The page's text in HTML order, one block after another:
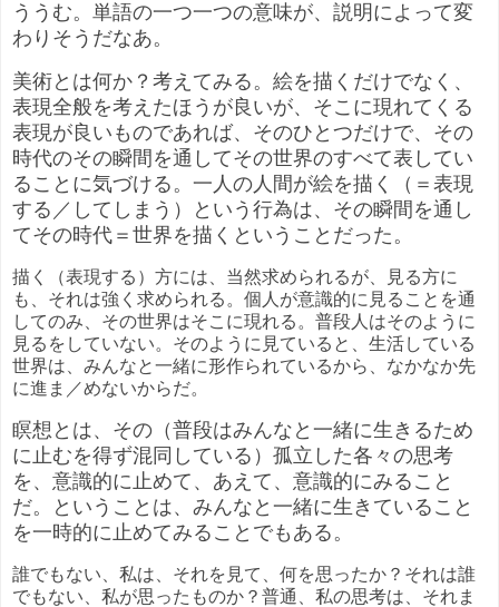
ううむ。単語の一つ一つの意味が、説明によって変
わりそうだなあ。
美術とは何か？考えてみる。絵を描くだけでなく、
表現全般を考えたほうが良いが、そこに現れてくる
表現が良いものであれば、そのひとつだけで、その
時代のその瞬間を通してその世界のすべて表してい
ることに気づける。一人の人間が絵を描く（＝表現
する／してしまう）という行為は、その瞬間を通し
てその時代＝世界を描くということだった。
描く（表現する）方には、当然求められるが、見る方に
も、それは強く求められる。個人が意識的に見ることを通
してのみ、その世界はそこに現れる。普段人はそのように
見るをしていない。そのように見ていると、生活している
世界は、みんなと一緒に形作られているから、なかなか先
に進ま／めないからだ。
瞑想とは、その（普段はみんなと一緒に生きるため
に止むを得ず混同している）孤立した各々の思考
を、意識的に止めて、あえて、意識的にみること
だ。ということは、みんなと一緒に生きていること
を一時的に止めてみることでもある。
誰でもない、私は、それを見て、何を思ったか？それは誰
でもない、私が思ったものか？普通、私の思考は、それま